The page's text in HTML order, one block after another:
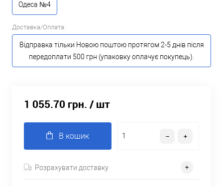
Одеса №4
Доставка/Оплата:
Відправка тільки Новою поштою протягом 2-5 днів після
передоплати 500 грн (упаковку оплачує покупець).
1 055.70 грн. / шт
В кошик
Розрахувати доставку